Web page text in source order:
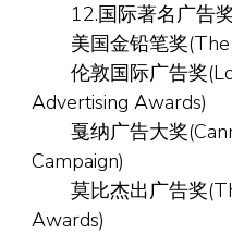
12.国际著名广告奖
美国金铅笔奖(The
伦敦国际广告奖
Advertising Awards)
戛纳广告大奖
Campaign)
莫比杰出广告奖
Awards)